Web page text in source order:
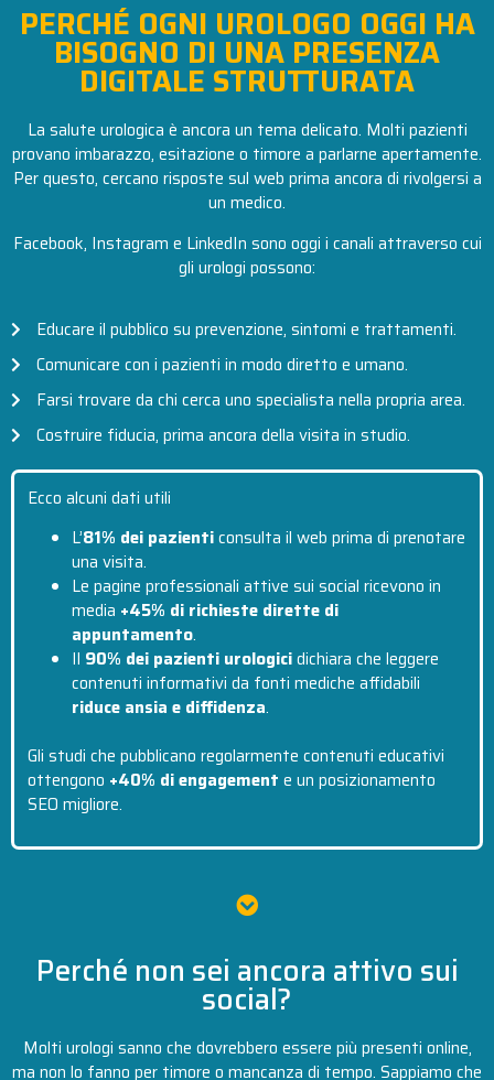
PERCHÉ OGNI UROLOGO OGGI HA
BISOGNO DI UNA PRESENZA
DIGITALE STRUTTURATA
La salute urologica è ancora un tema delicato. Molti pazienti
provano imbarazzo, esitazione o timore a parlarne apertamente.
Per questo, cercano risposte sul web prima ancora di rivolgersi a
un medico.
Facebook, Instagram e LinkedIn sono oggi i canali attraverso cui
gli urologi possono:
Educare il pubblico su prevenzione, sintomi e trattamenti.
Comunicare con i pazienti in modo diretto e umano.
Farsi trovare da chi cerca uno specialista nella propria area.
Costruire fiducia, prima ancora della visita in studio.
Ecco alcuni dati utili
L’81% dei pazienticonsulta il web prima di prenotare
una visita.
Le pagine professionali attive sui social ricevono in
media +45% di richieste dirette di
appuntamento.
Il 90% dei pazienti urologicidichiara che leggere
contenuti informativi da fonti mediche affidabili
riduce ansia e diffidenza.
Gli studi che pubblicano regolarmente contenuti educativi
ottengono +40% di engagement e un posizionamento
SEO migliore.
Perché non sei ancora attivo sui
social?
Molti urologi sanno che dovrebbero essere più presenti online,
ma non lo fanno per timore o mancanza di tempo. Sappiamo che